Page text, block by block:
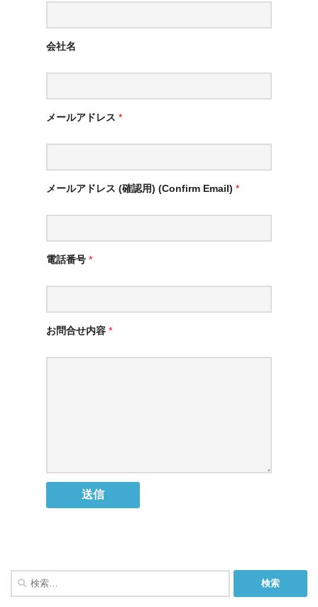
会社名
メールアドレス *
メールアドレス (確認用) (Confirm Email) *
電話番号 *
お問合せ内容 *
検